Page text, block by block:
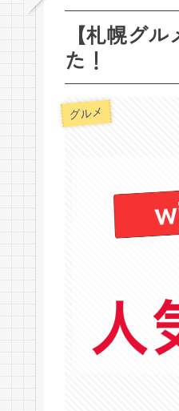
【札幌グ
た！
グルメ